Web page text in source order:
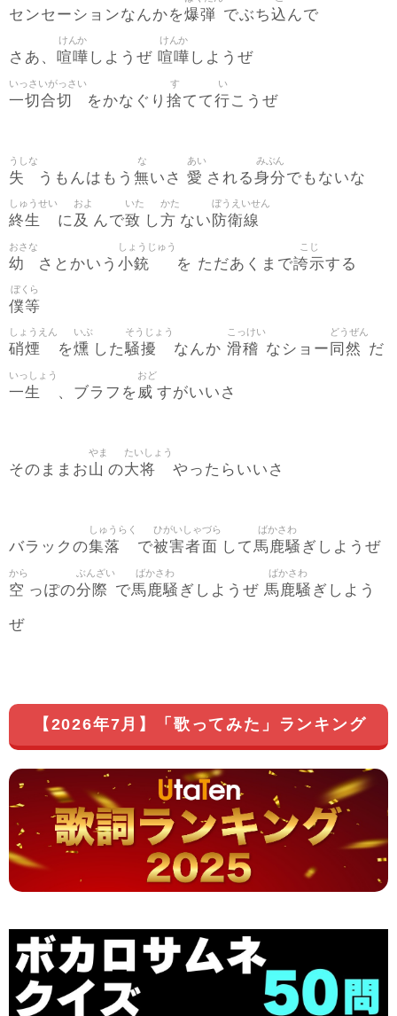
センセーションなんかを爆弾 でぶち込んで
さあ、 喧嘩
けんか
しようぜ 喧嘩
けんか
しようぜ
一切合切
いっさいがっさい
をかなぐり 捨
す
てて行
い
こうぜ
失
うしな
うもんはもう 無
な
いさ 愛
あい
される身分
みぶん
でもないな
終生
しゅうせい
に及
およ
んで致
いた
し方
かた
ない 防衛線
ぼうえいせん
幼
おさな
さとかいう 小銃
しょうじゅう
を ただあくまで誇示
こじ
する
僕等
ぼくら
硝煙
しょうえん
を燻
いぶ
した騒擾
そうじょう
なんか 滑稽
こっけい
なショー 同然
どうぜん
だ
一生
いっしょう
、ブラフを 威
おど
すがいいさ
そのままお山
やま
の大将
たいしょう
やったらいいさ
バラックの集落
しゅうらく
で被害者
ひがいしゃ
面
づら
して馬鹿騒
ばかさわ
ぎしようぜ
空
から
っぽの分際
ぶんざい
で馬鹿騒
ばかさわ
ぎしようぜ 馬鹿騒
ばかさわ
ぎしよう
ぜ
【2026年7月】「歌ってみた」ランキング